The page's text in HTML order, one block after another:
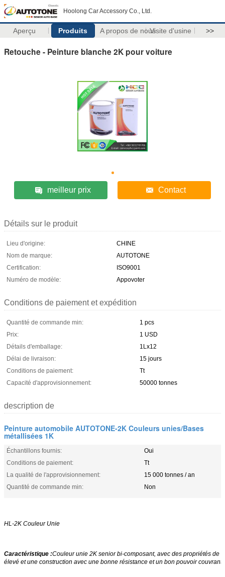
Hoolong Car Accessory Co., Ltd.
Aperçu Produits A propos de nousVisite d'usine >>
Retouche - Peinture blanche 2K pour voiture
meilleur prix Contact
Détails sur le produit
Lieu d'origine:
CHINE
Nom de marque:
AUTOTONE
Certification:
ISO9001
Numéro de modèle:
Appovoter
Conditions de paiement et expédition
Quantité de commande min:
1 pcs
Prix:
1 USD
Détails d'emballage:
1Lx12
Délai de livraison:
15 jours
Conditions de paiement:
Tt
Capacité d'approvisionnement:
50000 tonnes
description de
Peinture automobile AUTOTONE-2K Couleurs unies/Bases
métallisées 1K
Échantillons fournis:
Oui
Conditions de paiement:
Tt
La qualité de l'approvisionnement:
15 000 tonnes / an
Quantité de commande min:
Non
HL-2K Couleur Unie
Caractéristique :Couleur unie 2K senior bi-composant, avec des propriétés de
élevé et une construction avec une bonne résistance et un bon pouvoir